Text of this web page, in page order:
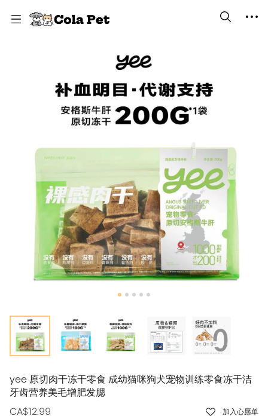
yee 原切肉干冻干零食 成幼猫咪狗犬宠物训练零食冻干洁
牙齿营养美毛增肥发腮
CA$12.99
加入心愿单